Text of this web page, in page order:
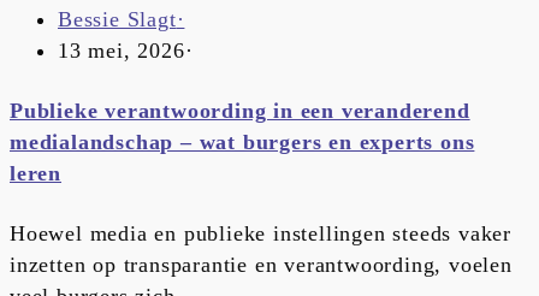
Bessie Slagt·
13 mei, 2026·
Publieke verantwoording in een veranderend
medialandschap – wat burgers en experts ons
leren
Hoewel media en publieke instellingen steeds vaker
inzetten op transparantie en verantwoording, voelen